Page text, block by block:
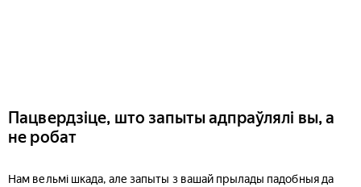
Пацвердзіце, што запыты адпраўлялі вы, а
не робат
Нам вельмі шкада, але запыты з вашай прылады падобныя да